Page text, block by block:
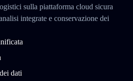
sulla piattaforma cloud sicura
integrate e conservazione dei
dati